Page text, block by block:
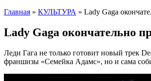
Главная » КУЛЬТУРА » Lady Gaga
Lady Gaga окончательно
Леди Гага не только готовит новый трек
франшизы «Семейка Адамс», но и сама